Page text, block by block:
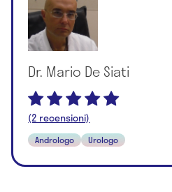
Dr. Mario De Siati
(2 recensioni)
Andrologo Urologo